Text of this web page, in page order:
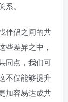
。
伴侣之间的共
些差异之中，
同点，我们可
不仅能够提升
加容易达成共